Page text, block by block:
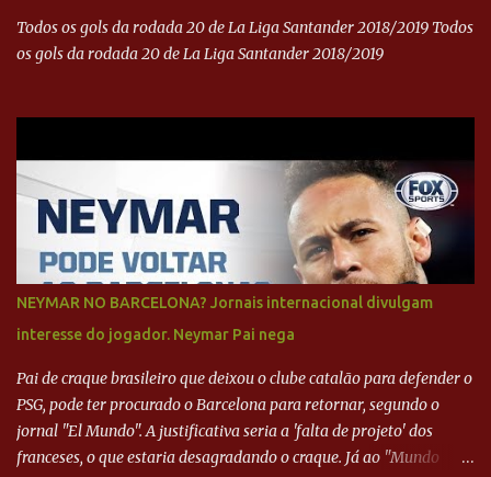
Todos os gols da rodada 20 de La Liga Santander 2018/2019 Todos
os gols da rodada 20 de La Liga Santander 2018/2019
NEYMAR NO BARCELONA? Jornais internacional divulgam
interesse do jogador. Neymar Pai nega
Pai de craque brasileiro que deixou o clube catalão para defender o
PSG, pode ter procurado o Barcelona para retornar, segundo o
jornal "El Mundo". A justificativa seria a 'falta de projeto' dos
franceses, o que estaria desagradando o craque. Já ao "Mundo